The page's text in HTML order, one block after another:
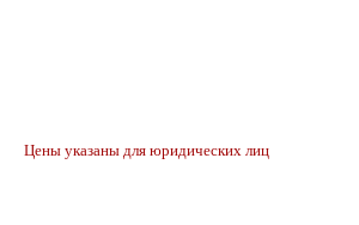
Цены указаны для юридических лиц